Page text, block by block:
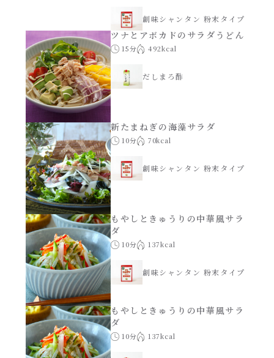
ハロウィン
運動会
クリスマス
年末年始
その他
創味シャンタン 粉末タイプ
ツナとアボカドのサラダうどん
15分 492kcal
だしまろ酢
新たまねぎの海藻サラダ
10分 70kcal
創味シャンタン 粉末タイプ
もやしときゅうりの中華風サラ
ダ
10分 137kcal
創味シャンタン 粉末タイプ
もやしときゅうりの中華風サラ
ダ
10分 137kcal